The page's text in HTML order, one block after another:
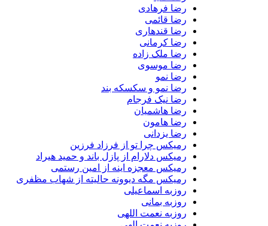
رضا فرهادی
رضا قائمی
رضا قندهاری
رضا کرمانی
رضا ملک زاده
رضا موسوی
رضا نمو
رضا نمو و سکسکه بند
رضا نیک فرجام
رضا هاشمیان
رضا هامون
رضا یزدانی
رمیکس چرا تو از فرزاد فرزین
رمیکس دلارام از پازل باند و حمید هیراد
رمیکس معجزه اینه از امین رستمی
رمیکس مگه دیوونه حالیته از شهاب مظفری
روزبه اسماعیلی
روزبه بمانی
روزبه نعمت اللهی